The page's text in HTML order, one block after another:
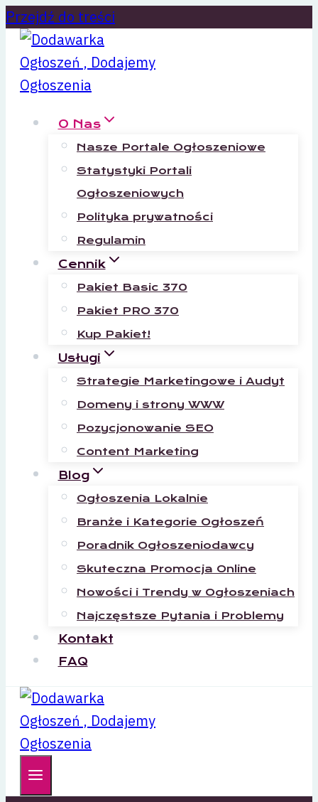
Przejdź do treści
O Nas
Nasze Portale Ogłoszeniowe
Statystyki Portali
Ogłoszeniowych
Polityka prywatności
Regulamin
Cennik
Pakiet Basic 370
Pakiet PRO 370
Kup Pakiet!
Usługi
Strategie Marketingowe i Audyt
Domeny i strony WWW
Pozycjonowanie SEO
Content Marketing
Blog
Ogłoszenia Lokalnie
Branże i Kategorie Ogłoszeń
Poradnik Ogłoszeniodawcy
Skuteczna Promocja Online
Nowości i Trendy w Ogłoszeniach
Najczęstsze Pytania i Problemy
Kontakt
FAQ